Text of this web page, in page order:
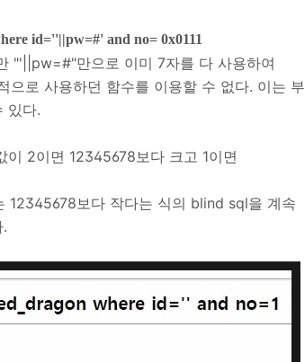
id=''||pw=#' and no= 0x0111
"'||pw=#"만으로 이미 7자를 다 사용하여
로 사용하던 함수를 이용할 수 없다. 이는 부
있다.
2이면 12345678보다 크고 1이면
12345678보다 작다는 식의 blind sql을 계속